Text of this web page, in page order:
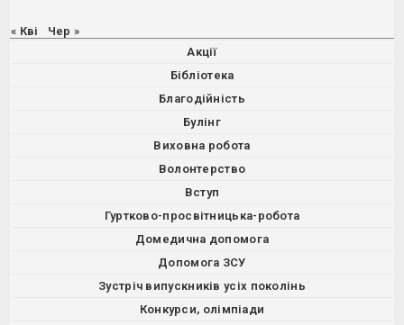
« Кві
Чер »
Акції
Бібліотека
Благодійність
Булінг
Виховна робота
Волонтерство
Вступ
Гуртково-просвітницька-робота
Домедична допомога
Допомога ЗСУ
Зустріч випускників усіх поколінь
Конкурси, олімпіади